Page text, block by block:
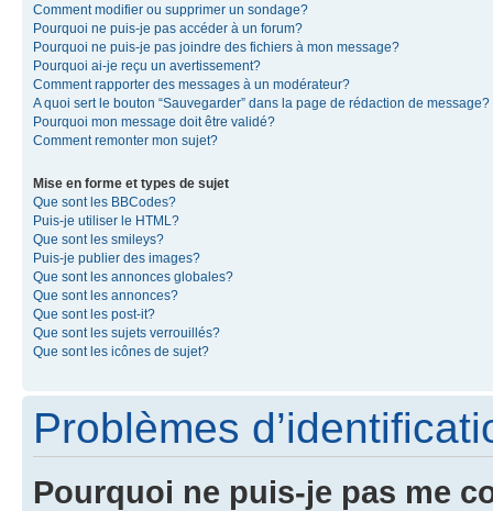
Comment modifier ou supprimer un sondage?
Pourquoi ne puis-je pas accéder à un forum?
Pourquoi ne puis-je pas joindre des fichiers à mon message?
Pourquoi ai-je reçu un avertissement?
Comment rapporter des messages à un modérateur?
A quoi sert le bouton “Sauvegarder” dans la page de rédaction de message?
Pourquoi mon message doit être validé?
Comment remonter mon sujet?
Mise en forme et types de sujet
Que sont les BBCodes?
Puis-je utiliser le HTML?
Que sont les smileys?
Puis-je publier des images?
Que sont les annonces globales?
Que sont les annonces?
Que sont les post-it?
Que sont les sujets verrouillés?
Que sont les icônes de sujet?
Problèmes
Pourquoi ne puis-je pas me